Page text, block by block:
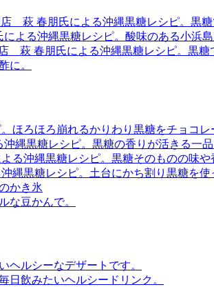
萩 春朋氏による沖縄黒糖レシピ。黒糖
る沖縄黒糖レシピ。酸味のある小浜島
萩 春朋氏による沖縄黒糖レシピ。黒糖
に。
ろほろ崩れるかりわり黒糖をチョコレ
黒糖レシピ。黒糖の香りが活きる一品
沖縄黒糖レシピ。黒糖そのものの味や
黒糖レシピ。土台にかち割り黒糖を使
かき氷
な豆かんで。
ヘルシーなデザートです。
日飲みたいヘルシードリンク。